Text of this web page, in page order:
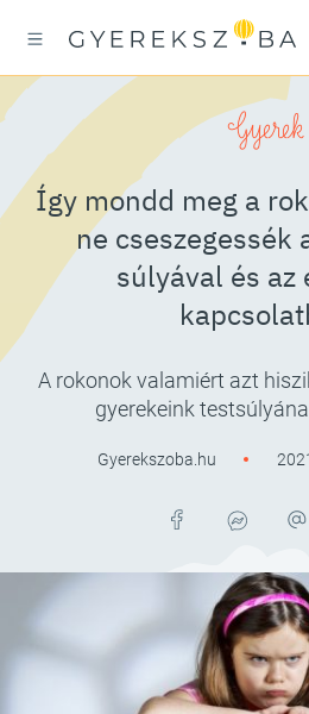
Gyerek
Így mondd meg a
ne cseszegessék
súlyával és az
A rokonok valamiért azt
gyerekeink
Gyerekszoba.hu